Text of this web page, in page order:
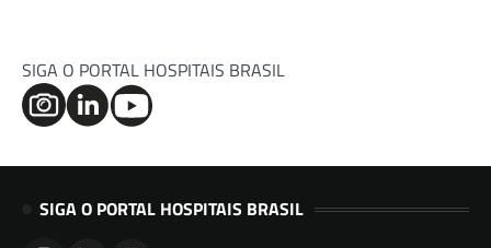
SIGA O PORTAL HOSPITAIS BRASIL
SIGA O PORTAL HOSPITAIS BRASIL